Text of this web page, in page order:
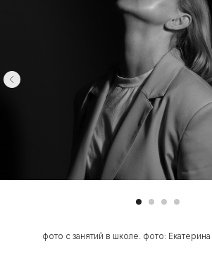
фото с занятий в школе. фото: